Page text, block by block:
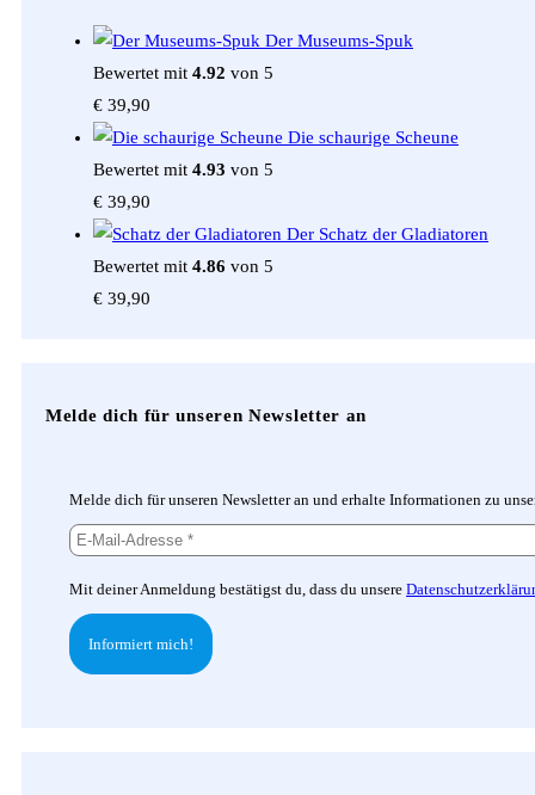
Der Museums-Spuk
Bewertet mit 4.92 von 5
€ 39,90
Die schaurige Scheune
Bewertet mit 4.93 von 5
€ 39,90
Der Schatz der Gladiatoren
Bewertet mit 4.86 von 5
€ 39,90
Melde dich für unseren Newsletter an
Melde dich für unseren Newsletter an und erhalte Informationen zu
Mit deiner Anmeldung bestätigst du, dass du unsere